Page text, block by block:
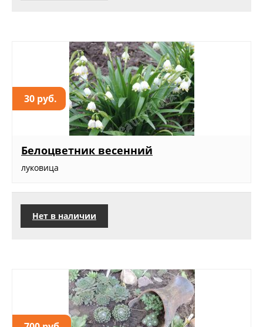
30 руб.
Белоцветник весенний
луковица
Нет в наличии